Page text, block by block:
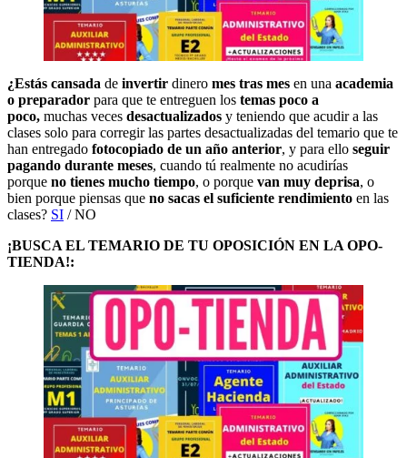
¿Estás cansada de invertir dinero mes tras mes en una academia
o preparador para que te entreguen los temas poco a
poco, muchas veces desactualizados y teniendo que acudir a las
clases solo para corregir las partes desactualizadas del temario que te
han entregado fotocopiado de un año anterior, y para ello seguir
pagando durante meses, cuando tú realmente no acudirías
porque no tienes mucho tiempo, o porque van muy deprisa, o
bien porque piensas que no sacas el suficiente rendimiento en las
clases? SI / NO
¡BUSCA EL TEMARIO DE TU OPOSICIÓN EN LA OPO-
TIENDA!: